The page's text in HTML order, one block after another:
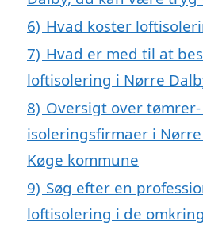
6) Hvad koster
7) Hvad er med til at
loftisolering i Nørre
8) Oversigt over tømrer-
isoleringsfirmaer i
Køge kommune
9) Søg efter en
loftisolering i de